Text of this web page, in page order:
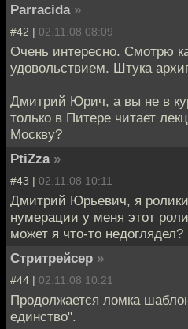
Parracida »
#42 | 02.11.08 08:09
Очень интересно. Смотрю
удовольствием. Штука
Дмитрий Юрич, а вы не в
только в Питере читает
Москву?
PtiZza »
#43 | 02.11.08 10:11
Дмитрий Юрьевич, я
нумерации у меня этот
может я что-то недоглядел?
Стритрейсер »
#44 | 02.11.08 10:21
Продолжается ломка
единство".